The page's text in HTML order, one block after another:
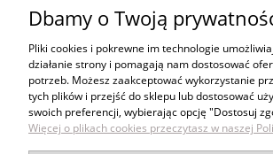
Zakupy
Dbamy o Twoją
Pliki cookies i pokrewne im technologie
działanie strony i pomagają nam dostosować
potrzeb. Możesz zaakceptować wykorzystanie
tych plików i przejść do sklepu lub dostosować
swoich preferencji, wybierając opcję "Dostosuj
Więcej o plikach cookies przeczytasz w naszej